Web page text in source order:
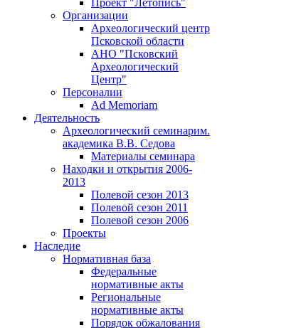
Организации
Археологический центр
Псковской области
АНО "Псковский
Археологический
Центр"
Персоналии
Ad Memoriam
Деятельность
Археологический семинарим.
академика В.В. Седова
Материалы семинара
Находки и открытия 2006-
2013
Полевой сезон 2013
Полевой сезон 2011
Полевой сезон 2006
Проекты
Наследие
Нормативная база
Федеральные
нормативные акты
Региональные
нормативные акты
Порядок обжалования